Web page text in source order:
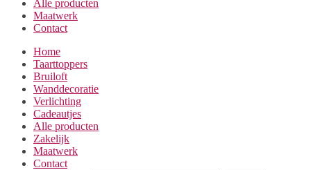
Alle producten
Maatwerk
Contact
Home
Taarttoppers
Bruiloft
Wanddecoratie
Verlichting
Cadeautjes
Alle producten
Zakelijk
Maatwerk
Contact